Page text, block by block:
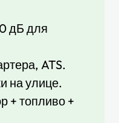
дБ для
ATS.
на улице.
+ топливо +